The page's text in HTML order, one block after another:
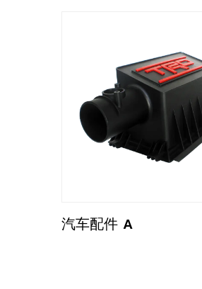
汽车配件 A